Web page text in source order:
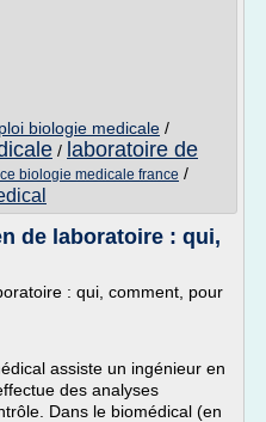
biologie medicale /
/ laboratoire de
biologie medicale france /
de laboratoire : qui,
: qui, comment, pour
assiste un ingénieur en
des analyses
Dans le biomédical (en